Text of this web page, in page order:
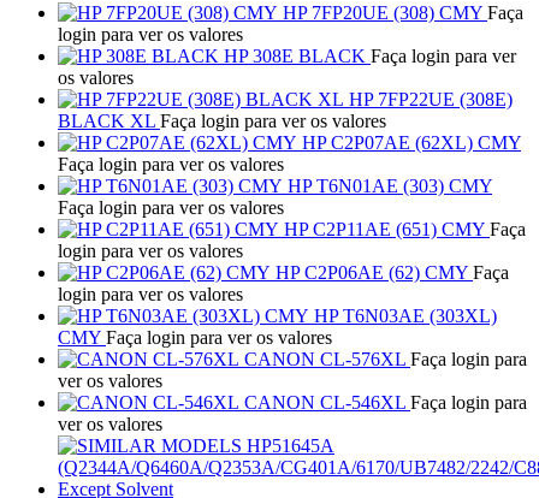
HP 7FP20UE (308) CMY Faça
login para ver os valores
HP 308E BLACK Faça login para ver
os valores
HP 7FP22UE (308E)
BLACK XL Faça login para ver os valores
HP C2P07AE (62XL) CMY
Faça login para ver os valores
HP T6N01AE (303) CMY
Faça login para ver os valores
HP C2P11AE (651) CMY Faça
login para ver os valores
HP C2P06AE (62) CMY Faça
login para ver os valores
HP T6N03AE (303XL)
CMY Faça login para ver os valores
CANON CL-576XL Faça login para
ver os valores
CANON CL-546XL Faça login para
ver os valores